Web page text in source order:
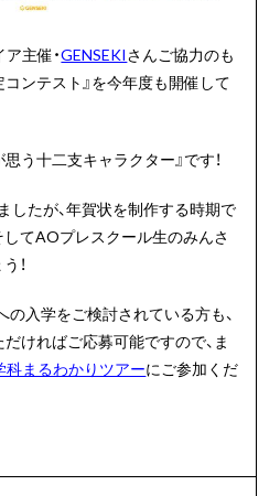
主催・GENSEKIさんご協力のも
ンテスト』を今年度も開催して
う十二支キャラクター』です！
したが、年賀状を制作する時期で
してAOプレスクール生のみんさ
！
入学をご検討されている方も、
ければご応募可能ですので、ま
科まるわかりツアーにご参加くだ